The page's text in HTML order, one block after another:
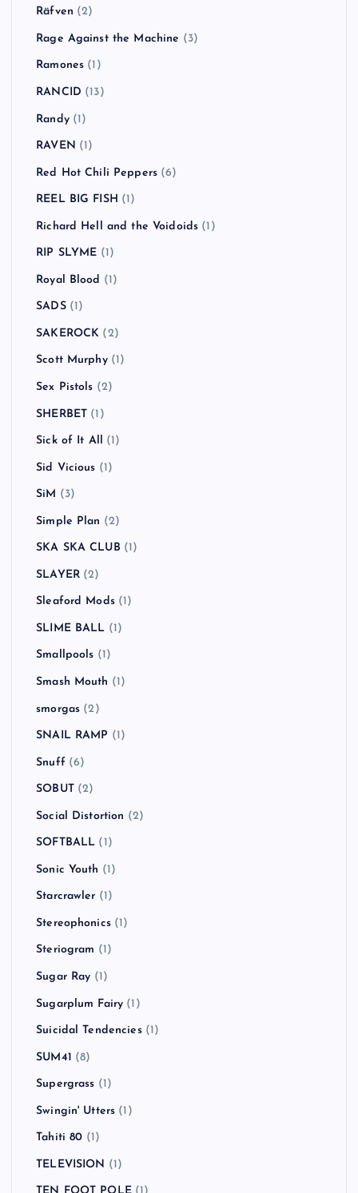
Räfven (2)
Rage Against the Machine (3)
Ramones (1)
RANCID (13)
Randy(1)
RAVEN (1)
Red Hot Chili Peppers (6)
REEL BIG FISH (1)
Richard Hell and the Voidoids (1)
RIP SLYME (1)
Royal Blood (1)
SADS(1)
SAKEROCK (2)
Scott Murphy(1)
Sex Pistols (2)
SHERBET (1)
Sick of It All (1)
Sid Vicious (1)
SiM (3)
Simple Plan (2)
SKA SKA CLUB (1)
SLAYER(2)
Sleaford Mods(1)
SLIME BALL (1)
Smallpools (1)
Smash Mouth (1)
smorgas (2)
SNAIL RAMP (1)
Snuff (6)
SOBUT(2)
Social Distortion (2)
SOFTBALL (1)
Sonic Youth (1)
Starcrawler (1)
Stereophonics(1)
Steriogram (1)
Sugar Ray (1)
Sugarplum Fairy (1)
Suicidal Tendencies(1)
SUM41 (8)
Supergrass (1)
Swingin' Utters (1)
Tahiti 80 (1)
TELEVISION (1)